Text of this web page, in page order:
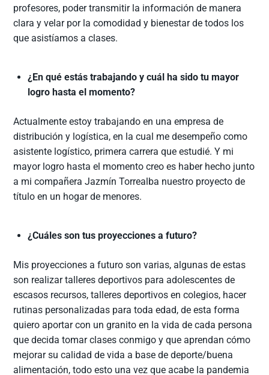
profesores, poder transmitir la información de manera
clara y velar por la comodidad y bienestar de todos los
que asistíamos a clases.
¿En qué estás trabajando y cuál ha sido tu mayor
logro hasta el momento?
Actualmente estoy trabajando en una empresa de
distribución y logística, en la cual me desempeño como
asistente logístico, primera carrera que estudié. Y mi
mayor logro hasta el momento creo es haber hecho junto
a mi compañera Jazmín Torrealba nuestro proyecto de
título en un hogar de menores.
¿Cuáles son tus proyecciones a futuro?
Mis proyecciones a futuro son varias, algunas de estas
son realizar talleres deportivos para adolescentes de
escasos recursos, talleres deportivos en colegios, hacer
rutinas personalizadas para toda edad, de esta forma
quiero aportar con un granito en la vida de cada persona
que decida tomar clases conmigo y que aprendan cómo
mejorar su calidad de vida a base de deporte/buena
alimentación, todo esto una vez que acabe la pandemia